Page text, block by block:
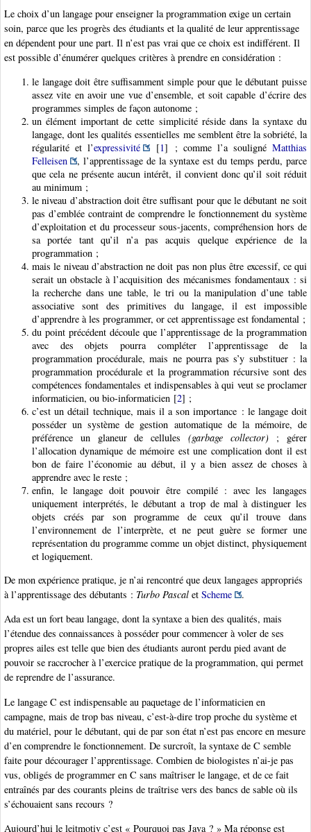
Le choix d’un langage pour enseigner la programmation exige un certain
soin, parce que les progrès des étudiants et la qualité de leur apprentissage
en dépendent pour une part. Il n’est pas vrai que ce choix est indifférent. Il
est possible d’énumérer quelques critères à prendre en considération :
le langage doit être suffisamment simple pour que le débutant puisse
assez vite en avoir une vue d’ensemble, et soit capable d’écrire des
programmes simples de façon autonome ;
un élément important de cette simplicité réside dans la syntaxe du
langage, dont les qualités essentielles me semblent être la sobriété, la
régularité et l’expressivité [1] ; comme l’a souligné Matthias
Felleisen
, l’apprentissage de la syntaxe est du temps perdu, parce
que cela ne présente aucun intérêt, il convient donc qu’il soit réduit
au minimum ;
le niveau d’abstraction doit être suffisant pour que le débutant ne soit
pas d’emblée contraint de comprendre le fonctionnement du système
d’exploitation et du processeur sous-jacents, compréhension hors de
sa portée tant qu’il n’a pas acquis quelque expérience de la
programmation ;
mais le niveau d’abstraction ne doit pas non plus être excessif, ce qui
serait un obstacle à l’acquisition des mécanismes fondamentaux : si
la recherche dans une table, le tri ou la manipulation d’une table
associative sont des primitives du langage, il est impossible
d’apprendre à les programmer, or cet apprentissage est fondamental ;
du point précédent découle que l’apprentissage de la programmation
avec des objets pourra compléter l’apprentissage de la
programmation procédurale, mais ne pourra pas s’y substituer : la
programmation procédurale et la programmation récursive sont des
compétences fondamentales et indispensables à qui veut se proclamer
informaticien, ou bio-informaticien [2] ;
c’est un détail technique, mais il a son importance : le langage doit
posséder un système de gestion automatique de la mémoire, de
préférence un glaneur de cellules (garbage collector); gérer
l’allocation dynamique de mémoire est une complication dont il est
bon de faire l’économie au début, il y a bien assez de choses à
apprendre avec le reste ;
enfin, le langage doit pouvoir être compilé : avec les langages
uniquement interprétés, le débutant a trop de mal à distinguer les
objets créés par son programme de ceux qu’il trouve dans
l’environnement de l’interprète, et ne peut guère se former une
représentation du programme comme un objet distinct, physiquement
et logiquement.
De mon expérience pratique, je n’ai rencontré que deux langages appropriés
à l’apprentissage des débutants : Turbo Pascal et Scheme
.
Ada est un fort beau langage, dont la syntaxe a bien des qualités, mais
l’étendue des connaissances à posséder pour commencer à voler de ses
propres ailes est telle que bien des étudiants auront perdu pied avant de
pouvoir se raccrocher à l’exercice pratique de la programmation, qui permet
de reprendre de l’assurance.
Le langage C est indispensable au paquetage de l’informaticien en
campagne, mais de trop bas niveau, c’est-à-dire trop proche du système et
du matériel, pour le débutant, qui de par son état n’est pas encore en mesure
d’en comprendre le fonctionnement. De surcroît, la syntaxe de C semble
faite pour décourager l’apprentissage. Combien de biologistes n’ai-je pas
vus, obligés de programmer en C sans maîtriser le langage, et de ce fait
entraînés par des courants pleins de traîtrise vers des bancs de sable où ils
s’échouaient sans recours ?
Aujourd’hui le leitmotiv c’est « Pourquoi pas Java ? » Ma réponse est